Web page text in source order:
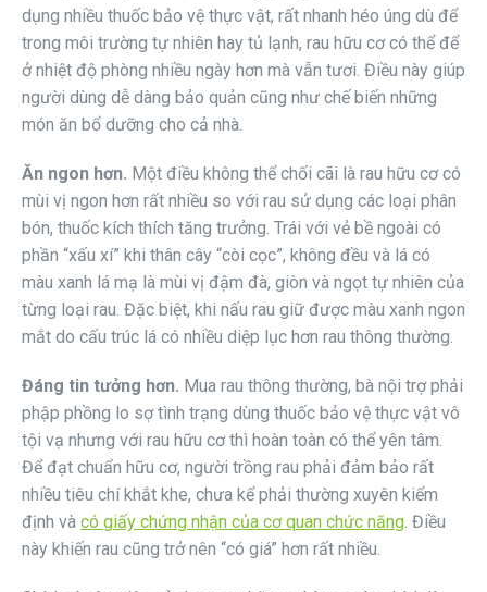
dụng nhiều thuốc bảo vệ thực vật, rất nhanh héo úng dù để
trong môi trường tự nhiên hay tủ lạnh, rau hữu cơ có thể để
ở nhiệt độ phòng nhiều ngày hơn mà vẫn tươi. Điều này giúp
người dùng dễ dàng bảo quản cũng như chế biến những
món ăn bổ dưỡng cho cả nhà.
Ăn ngon hơn. Một điều không thể chối cãi là rau hữu cơ có
mùi vị ngon hơn rất nhiều so với rau sử dụng các loại phân
bón, thuốc kích thích tăng trưởng. Trái với vẻ bề ngoài có
phần “xấu xí” khi thân cây “còi cọc”, không đều và lá có
màu xanh lá mạ là mùi vị đậm đà, giòn và ngọt tự nhiên của
từng loại rau. Đặc biệt, khi nấu rau giữ được màu xanh ngon
mắt do cấu trúc lá có nhiều diệp lục hơn rau thông thường.
Đáng tin tưởng hơn. Mua rau thông thường, bà nội trợ phải
phập phồng lo sợ tình trạng dùng thuốc bảo vệ thực vật vô
tội vạ nhưng với rau hữu cơ thì hoàn toàn có thể yên tâm.
Để đạt chuẩn hữu cơ, người trồng rau phải đảm bảo rất
nhiều tiêu chí khắt khe, chưa kể phải thường xuyên kiểm
định và có giấy chứng nhận của cơ quan chức năng. Điều
này khiến rau cũng trở nên “có giá” hơn rất nhiều.